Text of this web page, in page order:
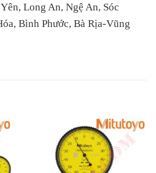
Long An, Ngệ An, Sóc
Bình Phước, Bà Rịa-Vũng